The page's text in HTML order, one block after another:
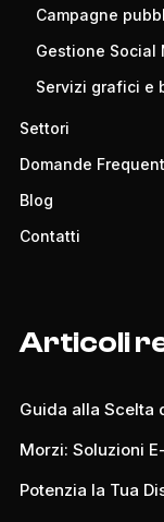
Campagne
Gestione Social
Servizi grafici e
Settori
Domande
Blog
Contatti
Articoli
Guida alla Scelta
Morzi: Soluzioni
Potenzia la Tua